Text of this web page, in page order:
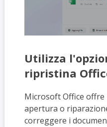
Utilizza
ripristina
Microsoft Office
apertura o
correggere i